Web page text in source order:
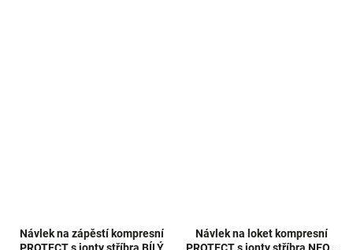
Návlek na zápěstí kompresní
Návlek na loket kompresní